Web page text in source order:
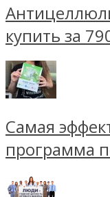
купить за
Самая
программа